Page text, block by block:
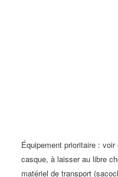
Équipement prioritaire :
casque, à laisser au libre
matériel de transport